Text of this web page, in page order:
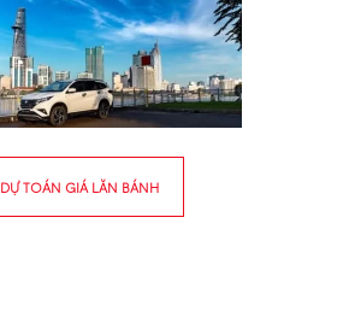
DỰ TOÁN GIÁ LĂN BÁNH